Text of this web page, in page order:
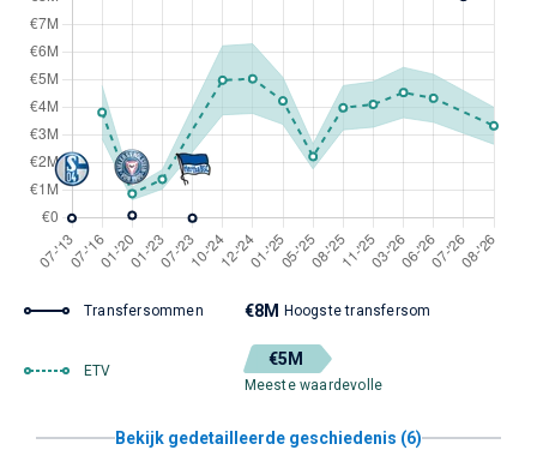
Transfersommen €8M Hoogste transfersom
ETV
€5M
Meeste waardevolle
Bekijk gedetailleerde geschiedenis (6)